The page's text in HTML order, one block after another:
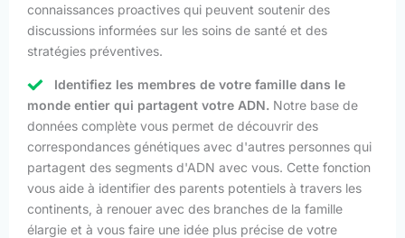
connaissances proactives qui peuvent soutenir des
discussions informées sur les soins de santé et des
stratégies préventives.
Identifiez les membres de votre famille dans le
monde entier qui partagent votre ADN. Notre base de
données complète vous permet de découvrir des
correspondances génétiques avec d'autres personnes qui
partagent des segments d'ADN avec vous. Cette fonction
vous aide à identifier des parents potentiels à travers les
continents, à renouer avec des branches de la famille
élargie et à vous faire une idée plus précise de votre